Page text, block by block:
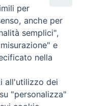
per
anche per
semplici",
e
nella
all'utilizzo dei
"personalizza"